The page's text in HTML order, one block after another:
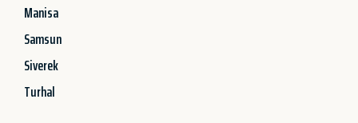
Manisa
Samsun
Siverek
Turhal